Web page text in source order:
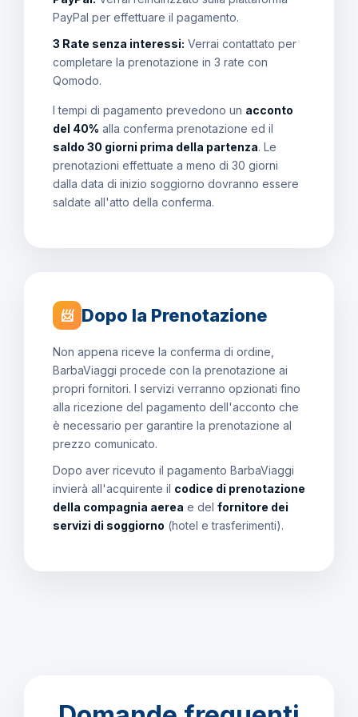
PayPal per effettuare il pagamento.
3 Rate senza interessi: Verrai contattato per
completare la prenotazione in 3 rate con
Qomodo.
I tempi di pagamento prevedono un acconto
del 40% alla conferma prenotazione ed il
saldo 30 giorni prima della partenza. Le
prenotazioni effettuate a meno di 30 giorni
dalla data di inizio soggiorno dovranno essere
saldate all'atto della conferma.
📨 Dopo la Prenotazione
Non appena riceve la conferma di ordine,
BarbaViaggi procede con la prenotazione ai
propri fornitori. I servizi verranno opzionati fino
alla ricezione del pagamento dell'acconto che
è necessario per garantire la prenotazione al
prezzo comunicato.
Dopo aver ricevuto il pagamento BarbaViaggi
invierà all'acquirente il codice di prenotazione
della compagnia aerea e del fornitore dei
servizi di soggiorno (hotel e trasferimenti).